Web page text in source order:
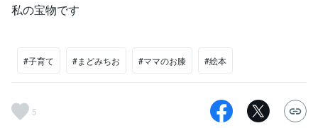
私の宝物です
#子育て #まどみちお #ママのお膝 #絵本
5